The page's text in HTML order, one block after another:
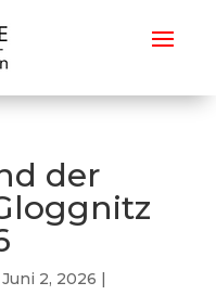
der
Juni 2, 2026 |